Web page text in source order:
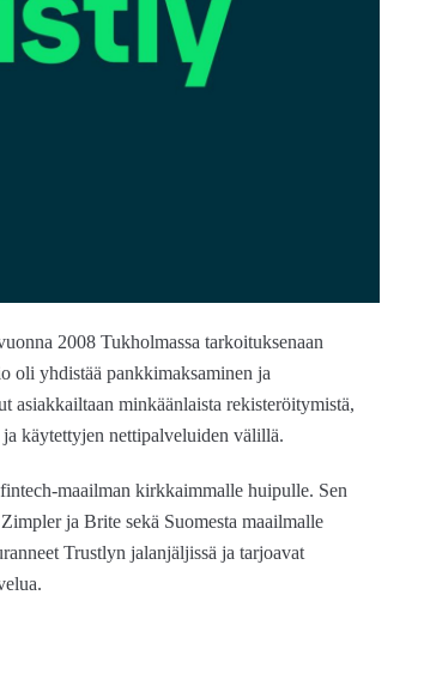
2008 Tukholmassa tarkoituksenaan
oli yhdistää pankkimaksaminen ja
asiakkailtaan minkäänlaista rekisteröitymistä,
käytettyjen nettipalveluiden välillä.
maailman kirkkaimmalle huipulle. Sen
ja Brite sekä Suomesta maailmalle
Trustlyn jalanjäljissä ja tarjoavat